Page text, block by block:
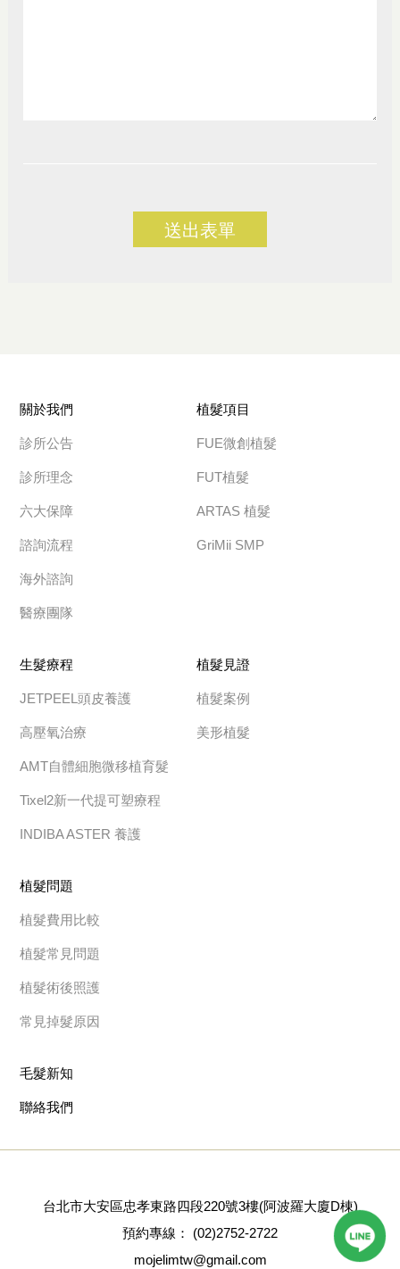
送出表單
關於我們
診所公告
診所理念
六大保障
諮詢流程
海外諮詢
醫療團隊
植髮項目
FUE微創植髮
FUT植髮
ARTAS 植髮
GriMii SMP
生髮療程
JETPEEL頭皮養護
高壓氧治療
AMT自體細胞微移植育髮
Tixel2新一代提可塑療程
INDIBA ASTER 養護
植髮見證
植髮案例
美形植髮
植髮問題
植髮費用比較
植髮常見問題
植髮術後照護
常見掉髮原因
毛髮新知
聯絡我們
台北市大安區忠孝東路四段220號3樓(阿波羅大廈D棟)
預約專線：
(02)2752-2722
mojelimtw@gmail.com